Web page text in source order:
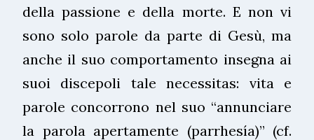
della passione e della morte. E non vi
sono solo parole da parte di Gesù, ma
anche il suo comportamento insegna ai
suoi discepoli tale necessitas: vita e
parole concorrono nel suo “annunciare
la parola apertamente (parrhesía)” (cf.